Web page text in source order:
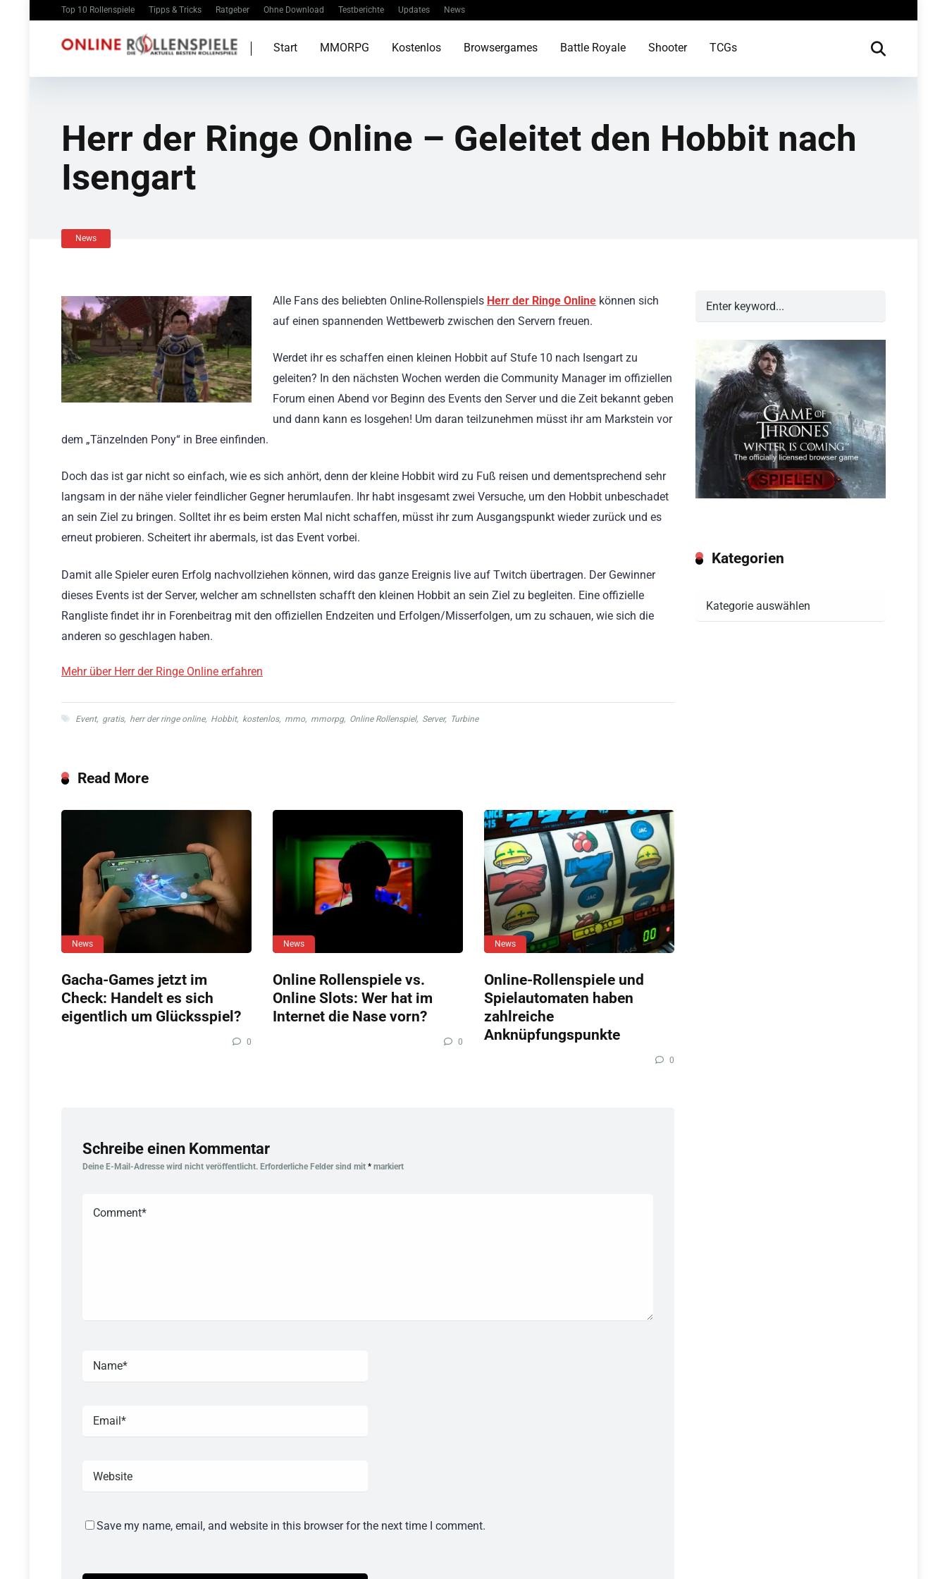
Top 10 Rollenspiele Tipps & Tricks Ratgeber Ohne Download Testberichte Updates News
Start MMORPG Kostenlos Browsergames Battle Royale Shooter TCGs
Herr der Ringe Online – Geleitet den Hobbit nach
Isengart
News
Alle Fans des beliebten Online-Rollenspiels Herr der Ringe Online können sich
auf einen spannenden Wettbewerb zwischen den Servern freuen.
Werdet ihr es schaffen einen kleinen Hobbit auf Stufe 10 nach Isengart zu
geleiten? In den nächsten Wochen werden die Community Manager im offiziellen
Forum einen Abend vor Beginn des Events den Server und die Zeit bekannt geben
und dann kann es losgehen! Um daran teilzunehmen müsst ihr am Markstein vor
dem „Tänzelnden Pony“ in Bree einfinden.
Doch das ist gar nicht so einfach, wie es sich anhört, denn der kleine Hobbit wird zu Fuß reisen und dementsprechend sehr
langsam in der nähe vieler feindlicher Gegner herumlaufen. Ihr habt insgesamt zwei Versuche, um den Hobbit unbeschadet
an sein Ziel zu bringen. Solltet ihr es beim ersten Mal nicht schaffen, müsst ihr zum Ausgangspunkt wieder zurück und es
erneut probieren. Scheitert ihr abermals, ist das Event vorbei.
Damit alle Spieler euren Erfolg nachvollziehen können, wird das ganze Ereignis live auf Twitch übertragen. Der Gewinner
dieses Events ist der Server, welcher am schnellsten schafft den kleinen Hobbit an sein Ziel zu begleiten. Eine offizielle
Rangliste findet ihr in Forenbeitrag mit den offiziellen Endzeiten und Erfolgen/Misserfolgen, um zu schauen, wie sich die
anderen so geschlagen haben.
Mehr über Herr der Ringe Online erfahren
Event, gratis, herr der ringe online, Hobbit, kostenlos, mmo, mmorpg, Online Rollenspiel, Server, Turbine
Read More
News
Gacha-Games jetzt im
Check: Handelt es sich
eigentlich um Glücksspiel?
0
News
Online Rollenspiele vs.
Online Slots: Wer hat im
Internet die Nase vorn?
0
News
Online-Rollenspiele und
Spielautomaten haben
zahlreiche
Anknüpfungspunkte
0
Schreibe einen Kommentar
Deine E-Mail-Adresse wird nicht veröffentlicht. Erforderliche Felder sind mit * markiert
Save my name, email, and website in this browser for the next time I comment.
Kategorien